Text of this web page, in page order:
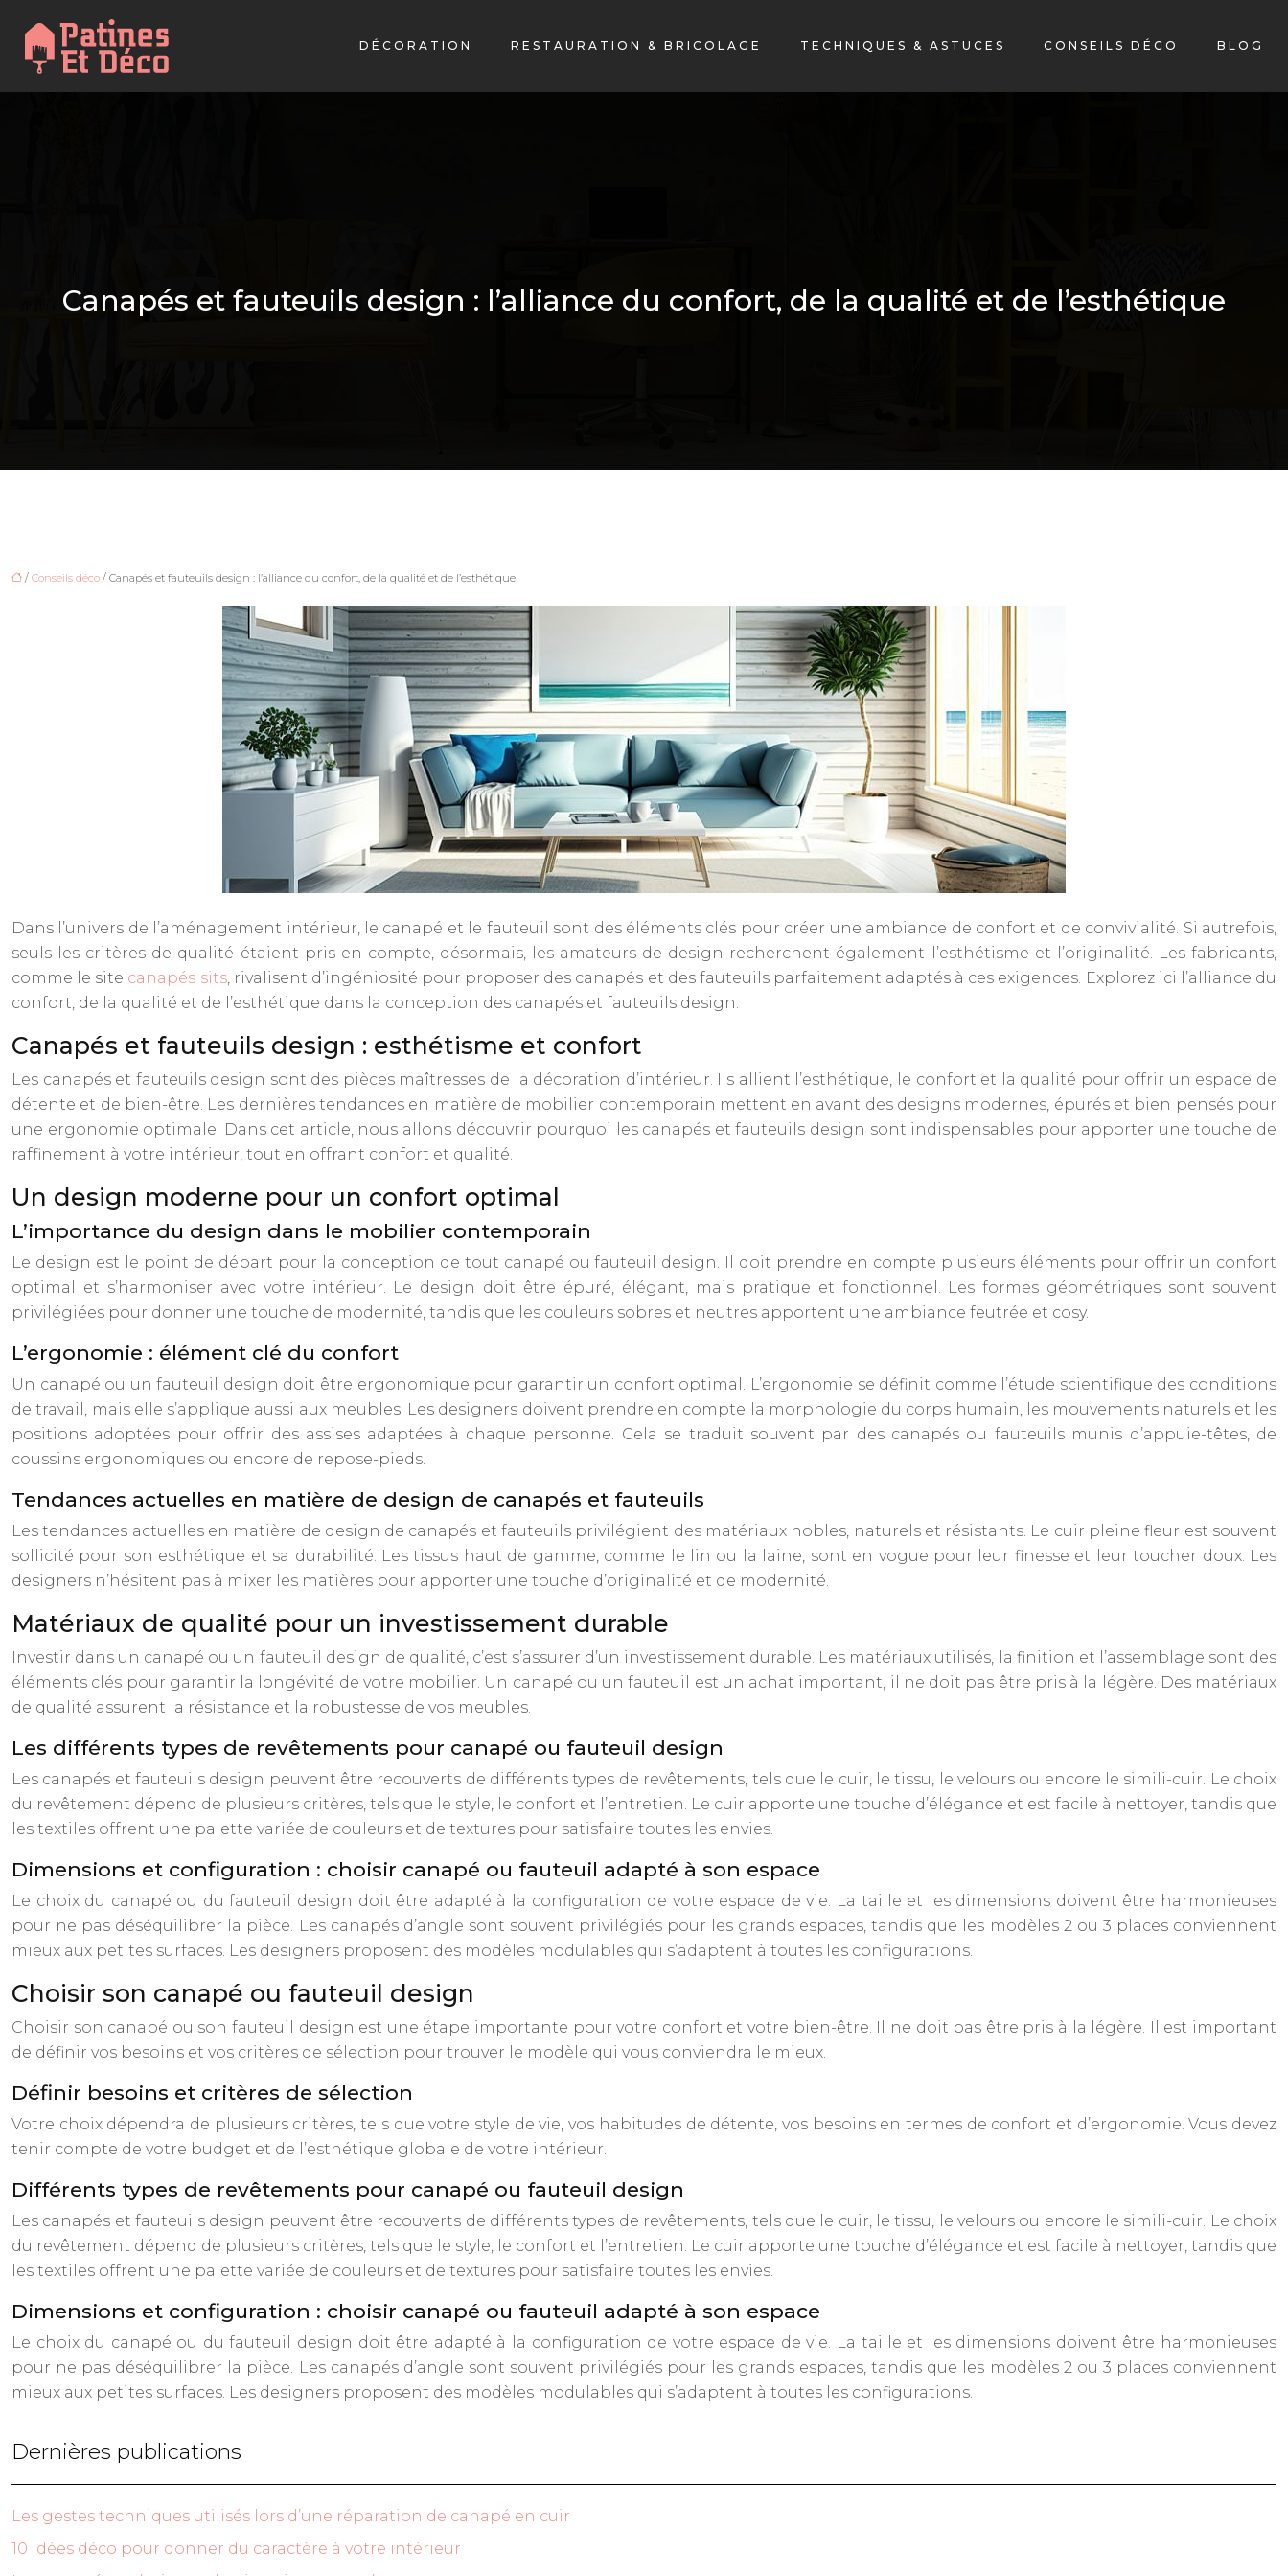
DÉCORATION RESTAURATION & BRICOLAGE TECHNIQUES & ASTUCES CONSEILS DÉCO BLOG
Canapés et fauteuils design : l’alliance du confort, de la qualité et de l’esthétique
/ Conseils déco / Canapés et fauteuils design : l’alliance du confort, de la qualité et de l’esthétique
Dans l’univers de l’aménagement intérieur, le canapé et le fauteuil sont des éléments clés pour créer une ambiance de confort et de convivialité. Si autrefois,
seuls les critères de qualité étaient pris en compte, désormais, les amateurs de design recherchent également l’esthétisme et l’originalité. Les fabricants,
comme le site canapés sits, rivalisent d’ingéniosité pour proposer des canapés et des fauteuils parfaitement adaptés à ces exigences. Explorez ici l’alliance du
confort, de la qualité et de l’esthétique dans la conception des canapés et fauteuils design.
Canapés et fauteuils design : esthétisme et confort
Les canapés et fauteuils design sont des pièces maîtresses de la décoration d’intérieur. Ils allient l’esthétique, le confort et la qualité pour offrir un espace de
détente et de bien-être. Les dernières tendances en matière de mobilier contemporain mettent en avant des designs modernes, épurés et bien pensés pour
une ergonomie optimale. Dans cet article, nous allons découvrir pourquoi les canapés et fauteuils design sont indispensables pour apporter une touche de
raffinement à votre intérieur, tout en offrant confort et qualité.
Un design moderne pour un confort optimal
L’importance du design dans le mobilier contemporain
Le design est le point de départ pour la conception de tout canapé ou fauteuil design. Il doit prendre en compte plusieurs éléments pour offrir un confort
optimal et s’harmoniser avec votre intérieur. Le design doit être épuré, élégant, mais pratique et fonctionnel. Les formes géométriques sont souvent
privilégiées pour donner une touche de modernité, tandis que les couleurs sobres et neutres apportent une ambiance feutrée et cosy.
L’ergonomie : élément clé du confort
Un canapé ou un fauteuil design doit être ergonomique pour garantir un confort optimal. L’ergonomie se définit comme l’étude scientifique des conditions
de travail, mais elle s’applique aussi aux meubles. Les designers doivent prendre en compte la morphologie du corps humain, les mouvements naturels et les
positions adoptées pour offrir des assises adaptées à chaque personne. Cela se traduit souvent par des canapés ou fauteuils munis d’appuie-têtes, de
coussins ergonomiques ou encore de repose-pieds.
Tendances actuelles en matière de design de canapés et fauteuils
Les tendances actuelles en matière de design de canapés et fauteuils privilégient des matériaux nobles, naturels et résistants. Le cuir pleine fleur est souvent
sollicité pour son esthétique et sa durabilité. Les tissus haut de gamme, comme le lin ou la laine, sont en vogue pour leur finesse et leur toucher doux. Les
designers n’hésitent pas à mixer les matières pour apporter une touche d’originalité et de modernité.
Matériaux de qualité pour un investissement durable
Investir dans un canapé ou un fauteuil design de qualité, c’est s’assurer d’un investissement durable. Les matériaux utilisés, la finition et l’assemblage sont des
éléments clés pour garantir la longévité de votre mobilier. Un canapé ou un fauteuil est un achat important, il ne doit pas être pris à la légère. Des matériaux
de qualité assurent la résistance et la robustesse de vos meubles.
Les différents types de revêtements pour canapé ou fauteuil design
Les canapés et fauteuils design peuvent être recouverts de différents types de revêtements, tels que le cuir, le tissu, le velours ou encore le simili-cuir. Le choix
du revêtement dépend de plusieurs critères, tels que le style, le confort et l’entretien. Le cuir apporte une touche d’élégance et est facile à nettoyer, tandis que
les textiles offrent une palette variée de couleurs et de textures pour satisfaire toutes les envies.
Dimensions et configuration : choisir canapé ou fauteuil adapté à son espace
Le choix du canapé ou du fauteuil design doit être adapté à la configuration de votre espace de vie. La taille et les dimensions doivent être harmonieuses
pour ne pas déséquilibrer la pièce. Les canapés d’angle sont souvent privilégiés pour les grands espaces, tandis que les modèles 2 ou 3 places conviennent
mieux aux petites surfaces. Les designers proposent des modèles modulables qui s’adaptent à toutes les configurations.
Choisir son canapé ou fauteuil design
Choisir son canapé ou son fauteuil design est une étape importante pour votre confort et votre bien-être. Il ne doit pas être pris à la légère. Il est important
de définir vos besoins et vos critères de sélection pour trouver le modèle qui vous conviendra le mieux.
Définir besoins et critères de sélection
Votre choix dépendra de plusieurs critères, tels que votre style de vie, vos habitudes de détente, vos besoins en termes de confort et d’ergonomie. Vous devez
tenir compte de votre budget et de l’esthétique globale de votre intérieur.
Différents types de revêtements pour canapé ou fauteuil design
Les canapés et fauteuils design peuvent être recouverts de différents types de revêtements, tels que le cuir, le tissu, le velours ou encore le simili-cuir. Le choix
du revêtement dépend de plusieurs critères, tels que le style, le confort et l’entretien. Le cuir apporte une touche d’élégance et est facile à nettoyer, tandis que
les textiles offrent une palette variée de couleurs et de textures pour satisfaire toutes les envies.
Dimensions et configuration : choisir canapé ou fauteuil adapté à son espace
Le choix du canapé ou du fauteuil design doit être adapté à la configuration de votre espace de vie. La taille et les dimensions doivent être harmonieuses
pour ne pas déséquilibrer la pièce. Les canapés d’angle sont souvent privilégiés pour les grands espaces, tandis que les modèles 2 ou 3 places conviennent
mieux aux petites surfaces. Les designers proposent des modèles modulables qui s’adaptent à toutes les configurations.
Dernières publications
Les gestes techniques utilisés lors d’une réparation de canapé en cuir
10 idées déco pour donner du caractère à votre intérieur